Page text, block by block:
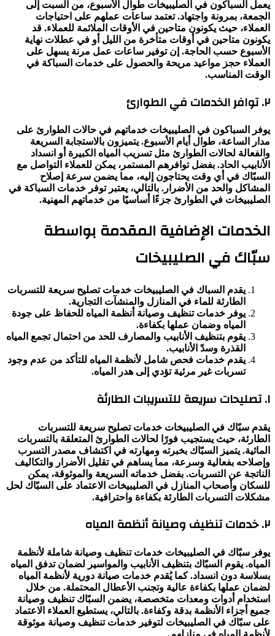
يعمل السباكون في الصليبيخات طوال الأسبوع، من السبت إلى
الجمعة، بمرونة واجتهاد. تعتمد ساعات عملهم على احتياجات
العملاء، حيث يكونون متاحين في الأوقات الملائمة للعملاء. قد
يكونون متاحين في أوقات متأخرة من الليل أو في عطلات نهاية
الأسبوع حسب الحاجة. إن توفير ساعات عمل مرنة يسهل على
العملاء حجز مواعيد مريحة والحصول على خدمات السباكة في
الوقت المناسب.
٢. توافر الخدمات في الطوارئ
يوفر السباكون في الصليبيخات خدماتهم في حالات الطوارئ على
مدار الساعة، طوال أيام الأسبوع. يتميزون بالاستجابة السريعة
والفعالة لحالات الطوارئ مثل تسريب المياه الكبيرة أو انسداد
الأنابيب الحاد. بفضل توافرهم المستمر، يمكن للعملاء التواصل مع
السبّاك في أي وقت يحتاجون إليه، مما يضمن سرعة إصلاح
المشاكل والحد من الأضرار. بالتالي، يعتبر توفر خدمات السباكة في
الصليبيخات في الطوارئ جزءًا أساسيًا من خدماتهم المهنية.
الخدمات الإضافية المقدمة بواسطة
سبّاك في الصليبيخات
يقدم السباك في الصليبيخات خدمات تصليح سريعة للتسربات
الطارئة للماء في المنازل والمنشآت التجارية.
يوفر خدمات تنظيف وصيانة أنظمة المياه للحفاظ على جودة
المياه وضمان عملها بكفاءة.
يقوم بتنظيف الأنابيب والمصارف للحد من احتمال تجمع المياه
القذرة وسدّ الأنابيب.
يقدم خدمات فحص شامل لأنظمة المياه للتأكد من عدم وجود
تسربات غير مرئية تؤدي إلى هدر المياه.
١. تصليحات سريعة للتسريبات الطارئة
يقدم سبّاك في الصليبيخات خدمات تصليح سريعة للتسربات
الطارئة، حيث يستجيب فورًا لحالات الطوارئ المتعلقة بالتسربات
المائية. يتميز السبّاك بخبرته ومهارته في اكتشاف مصدر التسرب
وإصلاحه بفعالية وسرعة، مما يساهم في تقليل الأضرار والتكاليف
الناتجة عن التسربات. بفضل خدماته السريعة والموثوقة، يمكن
للسكان وأصحاب المنازل في الصليبيخات الاعتماد على السبّاك لحل
مشكلات التسربات الطارئة بكفاءة واحترافية.
٢. خدمات تنظيف وصيانة أنظمة المياه
يوفر سبّاك في الصليبيخات خدمات تنظيف وصيانة شاملة لأنظمة
المياه. يقوم السبّاك بتنظيف الأنابيب والمواسير لضمان تدفق المياه
بسلاسة دون انسداد. كما يُقدم خدمات صيانة دورية لأنظمة المياه
لضمان عملها بكفاءة عالية وتجنب الأعطال المحتملة. من خلال
استخدام أدوات ومعدات متخصصة، يضمن السبّاك تنظيف وصيانة
جميع أجزاء الأنظمة بدقة وكفاءة. بالتالي، يستطيع العملاء الاعتماد
على سبّاك في الصليبيخات لتوفير خدمات تنظيف وصيانة موثوقة